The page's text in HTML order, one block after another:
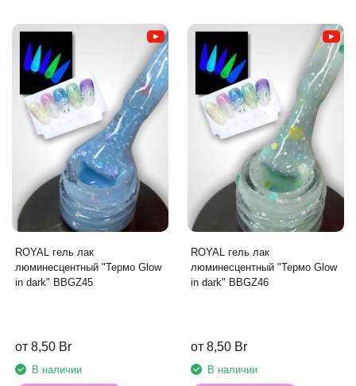
ROYAL гель лак
люминесцентный "Термо Glow
in dark" BBGZ45
от 8,50 Br
В наличии
ROYAL гель лак
люминесцентный "Термо Glow
in dark" BBGZ46
от 8,50 Br
В наличии